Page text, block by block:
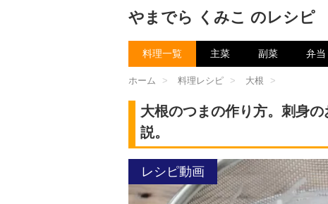
やまでら くみこ のレシピ
料理一覧 主菜 副菜 弁当
ホーム > 料理レシピ > 大根 >
大根のつまの作り方。刺身
説。
レシピ動画